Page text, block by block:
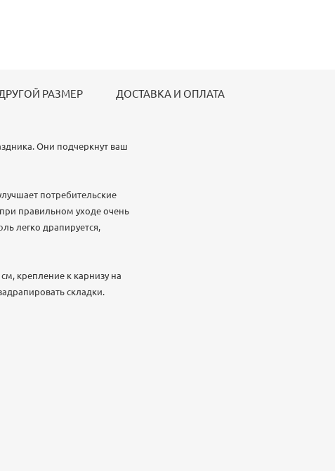
РАЗМЕР ДОСТАВКА И ОПЛАТА
Они подчеркнут ваш
потребительские
правильном уходе очень
легко драпируется,
крепление к карнизу на
складки.